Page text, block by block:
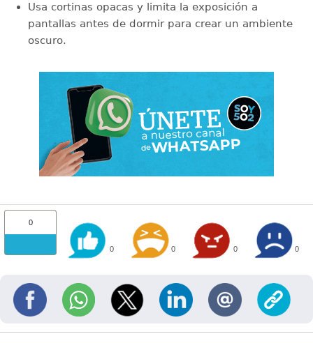
Usa cortinas opacas y limita la exposición a
pantallas antes de dormir para crear un ambiente
oscuro.
0
0 0 0 0